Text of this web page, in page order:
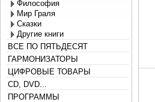
Философия
Мир Граля
Сказки
Другие книги
ВСЕ ПО ПЯТЬДЕСЯТ
ГАРМОНИЗАТОРЫ
ЦИФРОВЫЕ ТОВАРЫ
CD, DVD...
ПРОГРАММЫ